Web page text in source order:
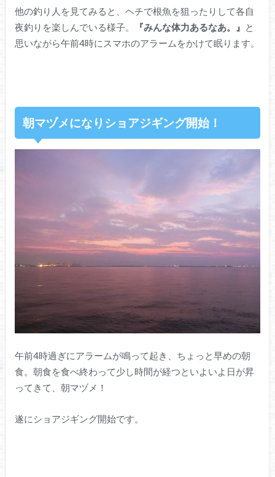
他の釣り人を見てみると、ヘチで根魚を狙ったりして各自
夜釣りを楽しんでいる様子。
『みんな体力あるなあ。』 と
思いながら午前4時にスマホのアラームをかけて眠ります。
朝マヅメになりショアジギング開始！
午前4時過ぎにアラームが鳴って起き、ちょっと早めの朝
食。朝食を食べ終わって少し時間が経つといよいよ日が昇
ってきて、朝マヅメ！
遂にショアジギング開始です。